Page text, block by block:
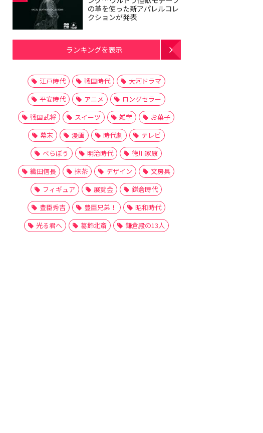
の革を使った新アパレルコレ
クションが発表
ランキングを表示
江戸時代 戦国時代
大河ドラマ
平安時代
アニメ
ロングセラー
戦国武将
スイーツ 雑学
お菓子
幕末
漫画 時代劇
テレビ
べらぼう
明治時代
徳川家康
織田信長
抹茶 デザイン
文房具
フィギュア
展覧会
鎌倉時代
豊臣秀吉
豊臣兄弟！
昭和時代
光る君へ
葛飾北斎 鎌倉殿の13人